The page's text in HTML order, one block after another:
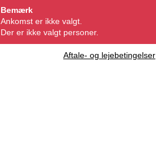
Bemærk
Ankomst er ikke valgt.
Der er ikke valgt personer.
Aftale- og lejebetingelser